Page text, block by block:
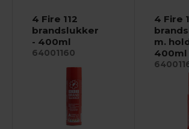
4 Fire 112
brandslukker
- 400ml
64001160
4 Fire
m.
400ml